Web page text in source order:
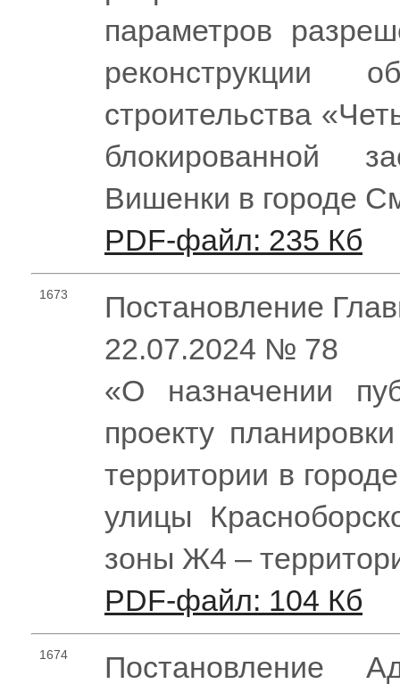
параметров
реконструкции
строительства
блокированной
Вишенки в городе
PDF-файл: 235 Кб
1673
Постановление
22.07.2024 № 78
«О назначении
проекту
территории в
улицы
зоны Ж4 –
PDF-файл: 104 Кб
1674
Постановление